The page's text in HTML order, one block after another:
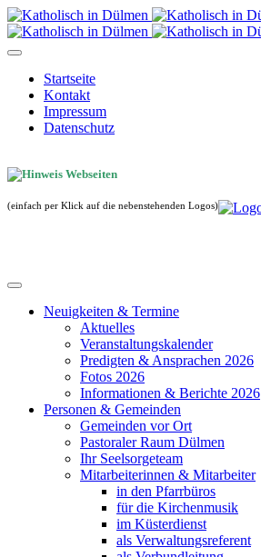
Startseite
Kontakt
Impressum
Datenschutz
(einfach per Klick auf die nebenstehenden Logos)
Neuigkeiten & Termine
Aktuelles
Veranstaltungskalender
Predigten & Ansprachen 2026
Fotos 2026
Informationen & Berichte 2026
Personen & Gemeinden
Gemeinden vor Ort
Pastoraler Raum Dülmen
Ihr Seelsorgeteam
Mitarbeiterinnen & Mitarbeiter
in den Pfarrbüros
für die Kirchenmusik
im Küsterdienst
als Verwaltungsreferent